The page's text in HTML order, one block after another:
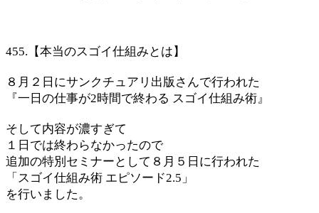
455.【本当のスゴイ仕組みとは】
８月２日にサンクチュアリ出版さんで行われた
『一日の仕事が2時間で終わる スゴイ仕組み術』
そして内容が濃すぎて
１日では終わらなかったので
追加の特別セミナーとして８月５日に行われた
「スゴイ仕組み術 エピソード2.5」
を行いました。